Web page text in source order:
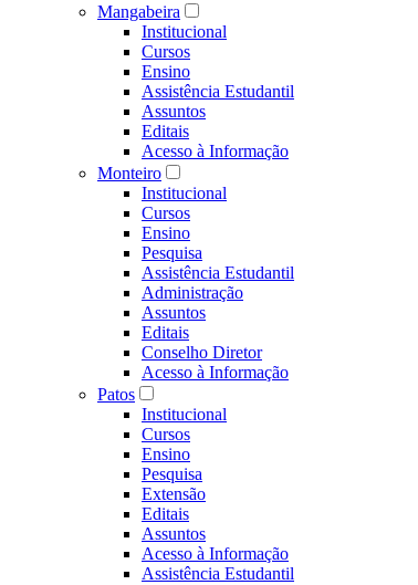
Mangabeira
Institucional
Cursos
Ensino
Assistência Estudantil
Assuntos
Editais
Acesso à Informação
Monteiro
Institucional
Cursos
Ensino
Pesquisa
Assistência Estudantil
Administração
Assuntos
Editais
Conselho Diretor
Acesso à Informação
Patos
Institucional
Cursos
Ensino
Pesquisa
Extensão
Editais
Assuntos
Acesso à Informação
Assistência Estudantil